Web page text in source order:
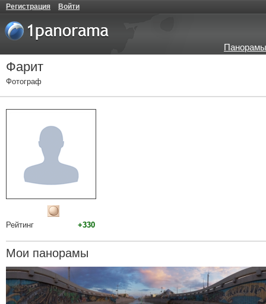
Регистрация Войти
Фарит
Фотограф
Рейтинг +330
Мои панорамы